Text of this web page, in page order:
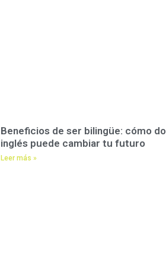
Beneficios de ser bilingüe: cómo
inglés puede cambiar tu futuro
Leer más »